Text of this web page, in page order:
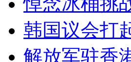
韩国议会打
解放军驻香